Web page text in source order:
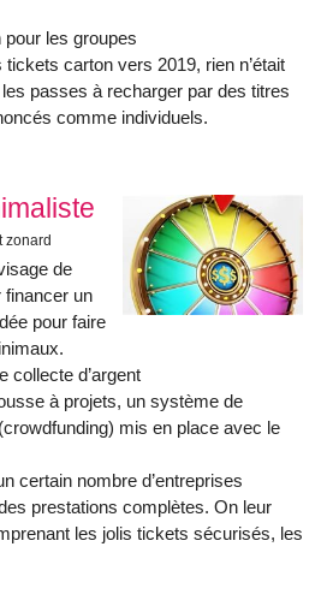
pour les groupes
tickets carton vers 2019, rien n’était
passes à recharger par des titres
comme individuels.
zonard
de
financer un
pour faire
collecte d’argent
à projets, un système de
mis en place avec le
certain nombre d’entreprises
prestations complètes. On leur
les jolis tickets sécurisés, les